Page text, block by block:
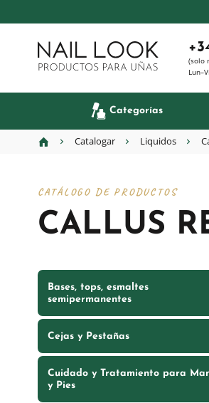
(solo
Categorías
Catalogar Liquidos
CALLUS
CATÁLOGO DE PRODUCTOS
Bases, tops, esmaltes
semipermanentes
Cejas y Pestañas
Cuidado y Tratamiento para
y Pies